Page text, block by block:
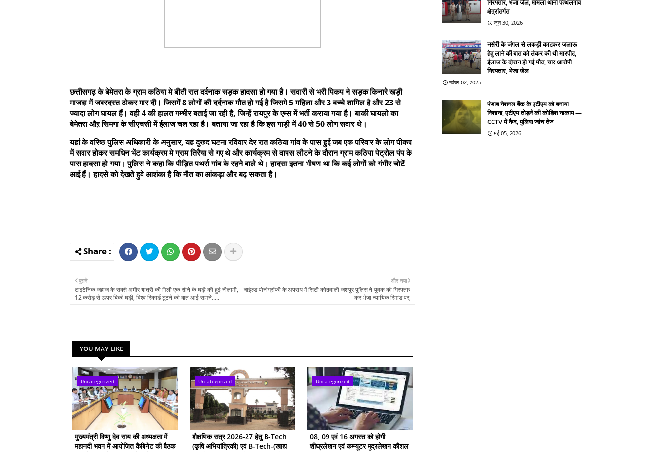
छत्तीसगढ़ के बेमेतरा के ग्राम कठिया मे बीती रात दर्दनाक सड़क हादसा हो गया है। सवारी से भरी पिकप ने सड़क किनारे खड़ी
माजदा में जबरदस्त ठोकर मार दी। जिसमें 8 लोगों की दर्दनाक मौत हो गई है जिसमे 5 महिला और 3 बच्चे शामिल है और 23 से
ज्यादा लोग घायल हैं। वही 4 की हालत गम्भीर बताई जा रही है, जिन्हें रायपुर के एम्स में भर्ती कराया गया है। बाकी घायलो का
बेमेतरा औऱ सिमगा के सीएचसी में ईलाज चल रहा है। बताया जा रहा है कि इस गाड़ी में 40 से 50 लोग सवार थे।
यहां के वरिष्ठ पुलिस अधिकारी के अनुसार, यह दुखद घटना रविवार देर रात कठिया गांव के पास हुई जब एक परिवार के लोग पीकप
में सवार होकर समधिन भेंट कार्यक्रम मे ग्राम तिरैया से गए थे और कार्यक्रम से वापस लौटने के दौरान ग्राम कठिया पेट्रोल पंप के
पास हादसा हो गया। पुलिस ने कहा कि पीड़ित पथर्रा गांव के रहने वाले थे। हादसा इतना भीषण था कि कई लोगों को गंभीर चोटें
आई हैं। हादसे को देखते हुवे आशंका है कि मौत का आंकड़ा और बढ़ सकता है।
और नया
चाईल्ड पोर्नोग्राॅफी के अपराध में सिटी कोतवाली जशपुर पुलिस ने युवक को गिरफ्तार
कर भेजा न्यायिक रिमांड पर,
पुराने
टाइटेनिक जहाज के सबसे अमीर यात्री की मिली एक सोने के घड़ी की हुई नीलामी,
12 करोड़ से ऊपर बिकी घड़ी, विश्व रिकार्ड टूटने की बात आई सामने.....
YOU MAY LIKE
Uncategorized
मुख्यमंत्री विष्णु देव साय की अध्यक्षता में
महानदी भवन में आयोजित कैबिनेट की बैठक
Uncategorized
शैक्षणिक सत्र 2026-27 हेतु B-Tech
(कृषि अभियांत्रिकी) एवं B-Tech-(खाद्य
Uncategorized
08, 09 एवं 16 अगस्त को होगी
शीघ्रलेखन एवं कम्प्यूटर मुद्रलेखन कौशल
गिरफ्तार, भेजा जेल, मामला थाना पत्थलगांव
क्षेत्रांतर्गत
जून 30, 2026
नर्सरी के जंगल से लकड़ी काटकर जलाऊ
हेतु लाने की बात को लेकर की थी मारपीट,
ईलाज के दौरान हो गई मौत, चार आरोपी
गिरफ्तार, भेजा जेल
नवंबर 02, 2025
पंजाब नेशनल बैंक के एटीएम को बनाया
निशाना, एटीएम तोड़ने की कोशिश नाकाम —
CCTV में कैद, पुलिस जांच तेज
मई 05, 2026